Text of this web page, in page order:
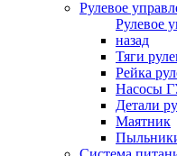
Рулевое
Рулевое
назад
Тяги
Рейка
Насосы
Детали
Маятник